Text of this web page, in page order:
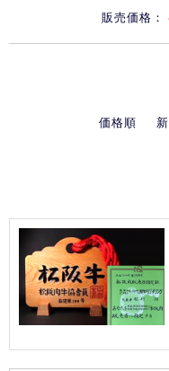
販売価格：
価格順